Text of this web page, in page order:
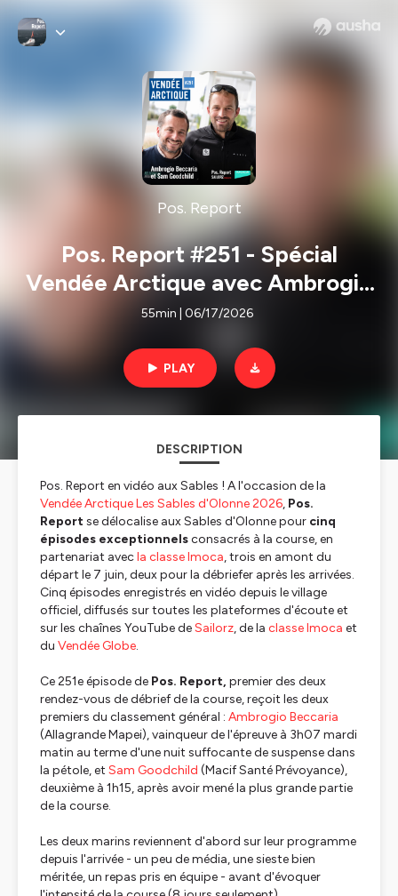
Pos. Report
Pos. Report #251 - Spécial
Vendée Arctique avec Ambrogio
Beccaria et Sam Goodchild
55min | 06/17/2026
PLAY
DESCRIPTION
Pos. Report en vidéo aux Sables ! A l'occasion de la
Vendée Arctique Les Sables d'Olonne 2026, Pos.
Reportse délocalise aux Sables d'Olonne pour cinq
épisodes exceptionnelsconsacrés à la course, en
partenariat avecla classe Imoca, trois en amont du
départ le 7 juin, deux pour la débriefer après les arrivées.
Cinq épisodes enregistrés en vidéo depuis le village
officiel, diffusés sur toutes les plateformes d'écoute et
sur les chaînes YouTube deSailorz, de la classe Imoca et
du Vendée Globe.
Ce 251e épisode de Pos. Report, premier des deux
rendez-vous de débrief de la course, reçoit les deux
premiers du classement général : Ambrogio Beccaria
(Allagrande Mapei), vainqueur de l'épreuve à 3h07 mardi
matin au terme d'une nuit suffocante de suspense dans
la pétole, et Sam Goodchild (Macif Santé Prévoyance),
deuxième à 1h15, après avoir mené la plus grande partie
de la course.
Les deux marins reviennent d'abord sur leur programme
depuis l'arrivée - un peu de média, une sieste bien
méritée, un repas pris en équipe - avant d'évoquer